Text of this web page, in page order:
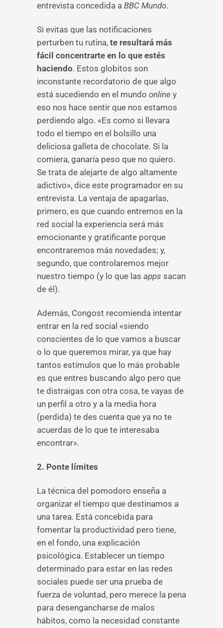
entrevista concedida a BBC Mundo.
Si evitas que las notificaciones
perturben tu rutina, te resultará más
fácil concentrarte en lo que estés
haciendo. Estos globitos son
inconstante recordatorio de que algo
está sucediendo en el mundo online y
eso nos hace sentir que nos estamos
perdiendo algo. «Es como si llevara
todo el tiempo en el bolsillo una
deliciosa galleta de chocolate. Si la
comiera, ganaría peso que no quiero.
Se trata de alejarte de algo altamente
adictivo», dice este programador en su
entrevista. La ventaja de apagarlas,
primero, es que cuando entremos en la
red social la experiencia será más
emocionante y gratificante porque
encontraremos más novedades; y,
segundo, que controlaremos mejor
nuestro tiempo (y lo que las apps sacan
de él).
Además, Congost recomienda intentar
entrar en la red social «siendo
conscientes de lo que vamos a buscar
o lo que queremos mirar, ya que hay
tantos estímulos que lo más probable
es que entres buscando algo pero que
te distraigas con otra cosa, te vayas de
un perfil a otro y a la media hora
(perdida) te des cuenta que ya no te
acuerdas de lo que te interesaba
encontrar».
2. Ponte límites
La técnica del pomodoro enseña a
organizar el tiempo que destinamos a
una tarea. Está concebida para
fomentar la productividad pero tiene,
en el fondo, una explicación
psicológica. Establecer un tiempo
determinado para estar en las redes
sociales puede ser una prueba de
fuerza de voluntad, pero merece la pena
para desengancharse de malos
hábitos, como la necesidad constante